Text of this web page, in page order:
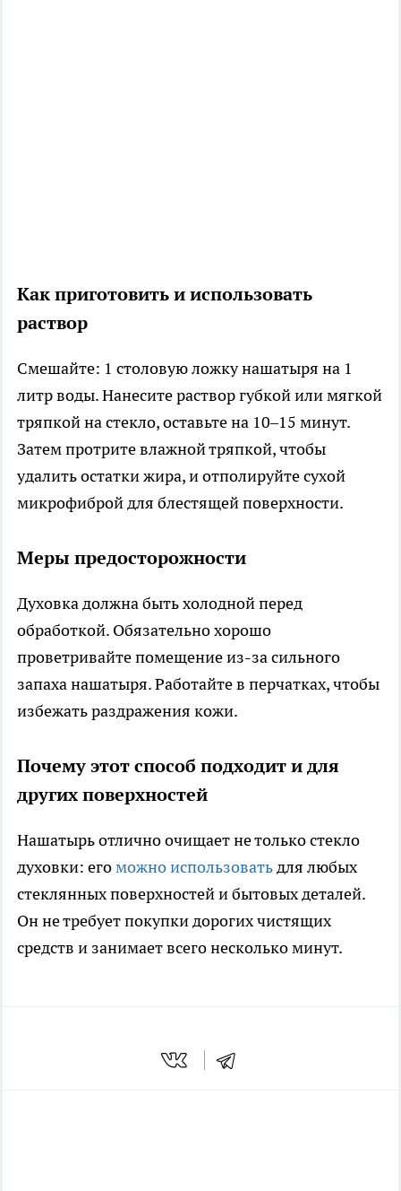
Как приготовить и использовать
раствор
Смешайте: 1 столовую ложку нашатыря на 1
литр воды. Нанесите раствор губкой или мягкой
тряпкой на стекло, оставьте на 10–15 минут.
Затем протрите влажной тряпкой, чтобы
удалить остатки жира, и отполируйте сухой
микрофиброй для блестящей поверхности.
Меры предосторожности
Духовка должна быть холодной перед
обработкой. Обязательно хорошо
проветривайте помещение из-за сильного
запаха нашатыря. Работайте в перчатках, чтобы
избежать раздражения кожи.
Почему этот способ подходит и для
других поверхностей
Нашатырь отлично очищает не только стекло
духовки: егоможно использоватьдля любых
стеклянных поверхностей и бытовых деталей.
Он не требует покупки дорогих чистящих
средств и занимает всего несколько минут.